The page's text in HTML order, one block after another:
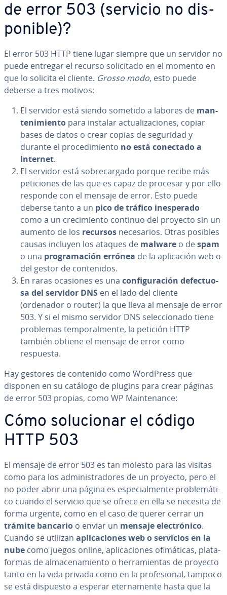
de error 503 (servicio no di­s­
po­ni­ble)?
El error 503 HTTP tiene lugar siempre que un servidor no
puede entregar el recurso so­li­ci­ta­do en el momento en
que lo solicita el cliente. Grosso modo, esto puede
deberse a tres motivos:
El servidor está siendo sometido a labores de ma­n­
te­ni­mie­n­to para instalar ac­tua­li­za­cio­nes, copiar
bases de datos o crear copias de seguridad y
durante el pro­ce­di­mie­n­to no está conectado a
Internet.
El servidor está so­bre­ca­r­ga­do porque recibe más
pe­ti­cio­nes de las que es capaz de procesar y por ello
responde con el mensaje de error. Esto puede
deberse tanto a un pico de tráfico ine­s­pe­ra­do
como a un cre­ci­mie­n­to continuo del proyecto sin un
aumento de los recursos ne­ce­sa­rios. Otras posibles
causas incluyen los ataques de malware o despam
o una pro­gra­ma­ción errónea de la apli­ca­ción web o
del gestor de co­n­te­ni­dos.
En raras ocasiones es una co­n­fi­gu­ra­ción de­fe­c­tuo­
sa del servidor DNS en el lado del cliente
(ordenador o router) la que lleva al mensaje de error
503. Y si el mismo servidor DNS se­le­c­cio­na­do tiene
problemas te­m­po­ra­l­me­n­te, la petición HTTP
también obtiene el mensaje de error como
respuesta.
Hay gestores de contenido como WordPress que
disponen en su catálogo de plugins para crear páginas
de error 503 propias, como WP Mai­n­te­na­n­ce:
Cómo so­lu­cio­nar el código
HTTP 503
El mensaje de error 503 es tan molesto para las visitas
como para los ad­mi­ni­s­tra­do­res de un proyecto, pero el
no poder abrir una página es es­pe­cia­l­me­n­te pro­ble­má­ti­
co cuando el servicio que se ofrece en ella se necesita de
forma urgente, como en el caso de querer cerrar un
trámite bancario o enviar un mensaje ele­c­tró­ni­co.
Cuando se utilizan apli­ca­cio­nes web o servicios en la
nube como juegos online, apli­ca­cio­nes ofi­má­ti­cas, pla­ta­
fo­r­mas de al­ma­ce­na­mie­n­to o he­rra­mie­n­tas de proyecto
tanto en la vida privada como en la pro­fe­sio­nal, tampoco
se está dispuesto a esperar ete­r­na­me­n­te hasta que la